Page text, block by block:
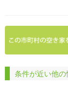
条件が近い他の